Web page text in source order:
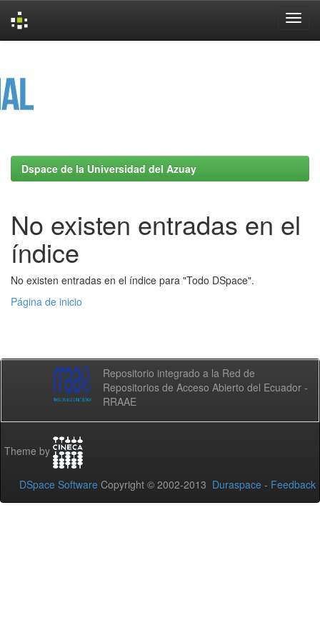
Dspace de la Universidad del Azuay
No existen entradas en el
índice
No existen entradas en el índice para "Todo DSpace".
Página de inicio
Repositorio integrado a la Red de
Repositorios de Acceso Abierto del Ecuador -
RRAAE
Theme by
DSpace Software Copyright © 2002-2013 Duraspace - Feedback